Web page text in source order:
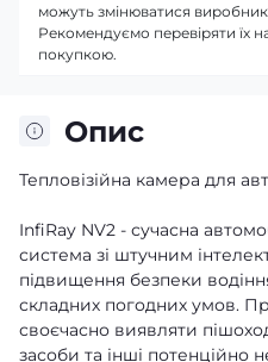
Опис
Тепловізійна камера для
InfiRay NV2 - сучасна
система зі штучним
підвищення безпеки
складних погодних умов.
своєчасно виявляти
засоби та інші потенційно
можуть змінюватися
Рекомендуємо перевіряти їх
покупкою.